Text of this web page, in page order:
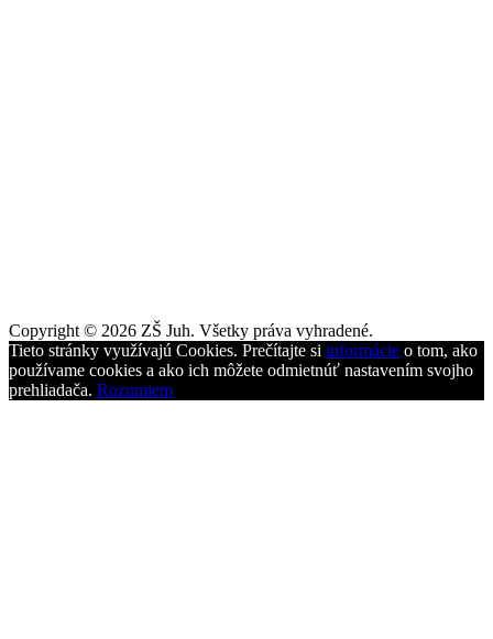
Copyright © 2026 ZŠ Juh. Všetky práva vyhradené.
Tieto stránky využívajú Cookies. Prečítajte si informácie o tom, ako
používame cookies a ako ich môžete odmietnúť nastavením svojho
prehliadača. Rozumiem